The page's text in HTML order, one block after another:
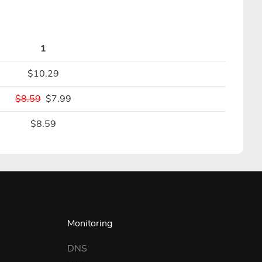
1
$10.29
$8.59 $7.99
$8.59
Monitoring
DNS